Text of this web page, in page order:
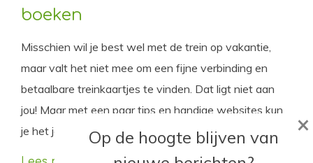
boeken
Misschien wil je best wel met de trein op vakantie,
maar valt het niet mee om een fijne verbinding en
betaalbare treinkaartjes te vinden. Dat ligt niet aan
jou! Maar met een paar tips en handige websites kun
je het jezelf wel iets makkelijker maken.
Op de hoogte blijven van
×